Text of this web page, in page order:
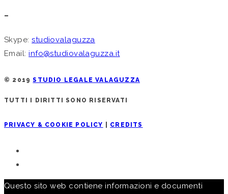
–
Skype:studiovalaguzza
Email:info@studiovalaguzza.it
© 2019STUDIO LEGALE VALAGUZZA
TUTTI I DIRITTI SONO RISERVATI
PRIVACY & COOKIE POLICY CREDITS
Questo sito web contiene informazioni e documenti